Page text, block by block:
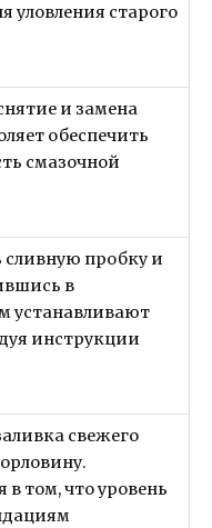
уловления старого
и замена
обеспечить
смазочной
сливную пробку и
в
устанавливают
инструкции
свежего
том, что уровень